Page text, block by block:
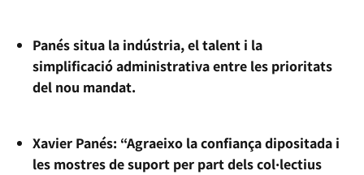
Panés situa la indústria, el talent i la
simplificació administrativa entre les prioritats
del nou mandat.
Xavier Panés: “Agraeixo la confiança dipositada i
les mostres de suport per part dels col·lectius